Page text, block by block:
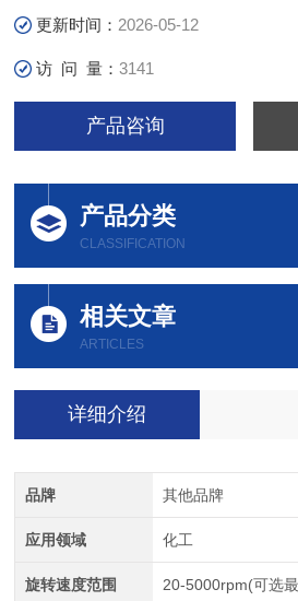
更新时间： 2026-05-12
访 问 量：3141
产品咨询
产品分类
CLASSIFICATION
相关文章
ARTICLES
详细介绍
品牌 其他品牌
应用领域 化工
旋转速度范围 20-5000rpm(可选